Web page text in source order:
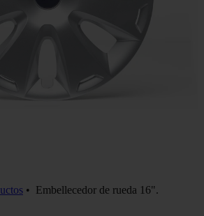
• Embellecedor de rueda 16".